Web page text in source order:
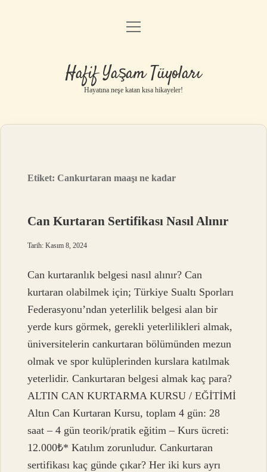
Anasayfa
Yasal Uyarı
menüyü
Hafif Yaşam Tüyoları
Hayatına neşe katan kısa hikayeler!
Etiket:Cankurtaran maaşı ne kadar
Can Kurtaran Sertifikası Nasıl Alınır
Tarih: Kasım 8, 2024
Can kurtaranlık belgesi nasıl alınır? Can
kurtaran olabilmek için; Türkiye Sualtı Sporları
Federasyonu’ndan yeterlilik belgesi alan bir
yerde kurs görmek, gerekli yeterlilikleri almak,
üniversitelerin cankurtaran bölümünden mezun
olmak ve spor kulüplerinden kurslara katılmak
yeterlidir. Cankurtaran belgesi almak kaç para?
ALTIN ​​CAN KURTARMA KURSU / EĞİTİMİ
Altın Can Kurtaran Kursu, toplam 4 gün: 28
saat – 4 gün teorik/pratik eğitim – Kurs ücreti:
12.000₺* Katılım zorunludur. Cankurtaran
sertifikası kaç günde çıkar? Her iki kurs ayrı